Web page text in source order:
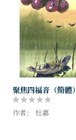
聚焦四福音（簡體）
作者： 杜嘉